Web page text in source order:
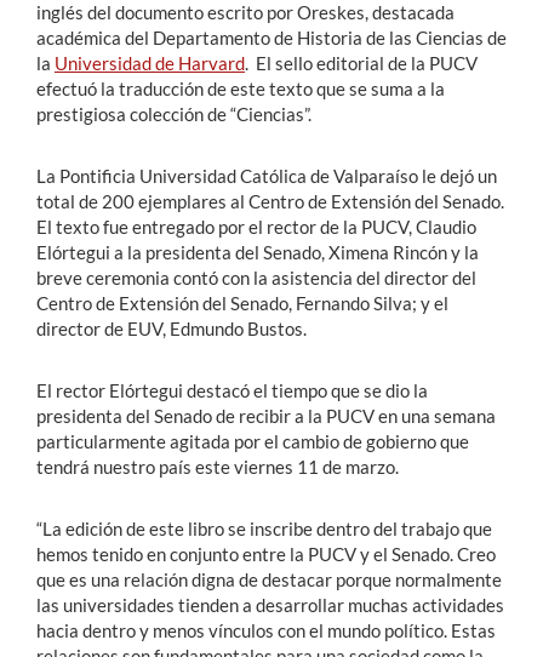
inglés del documento escrito por Oreskes, destacada
académica del Departamento de Historia de las Ciencias de
la Universidad de Harvard. El sello editorial de la PUCV
efectuó la traducción de este texto que se suma a la
prestigiosa colección de “Ciencias”.
La Pontificia Universidad Católica de Valparaíso le dejó un
total de 200 ejemplares al Centro de Extensión del Senado.
El texto fue entregado por el rector de la PUCV, Claudio
Elórtegui a la presidenta del Senado, Ximena Rincón y la
breve ceremonia contó con la asistencia del director del
Centro de Extensión del Senado, Fernando Silva; y el
director de EUV, Edmundo Bustos.
El rector Elórtegui destacó el tiempo que se dio la
presidenta del Senado de recibir a la PUCV en una semana
particularmente agitada por el cambio de gobierno que
tendrá nuestro país este viernes 11 de marzo.
“La edición de este libro se inscribe dentro del trabajo que
hemos tenido en conjunto entre la PUCV y el Senado. Creo
que es una relación digna de destacar porque normalmente
las universidades tienden a desarrollar muchas actividades
hacia dentro y menos vínculos con el mundo político. Estas